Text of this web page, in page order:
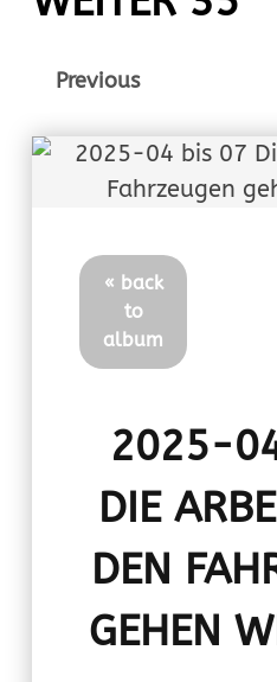
Previous
« back
to
album
2025-
DIE
DEN
GEHEN